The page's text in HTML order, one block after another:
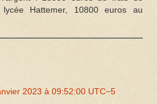
Hattemer, 10800 euros au
2023 à 09:52:00 UTC−5